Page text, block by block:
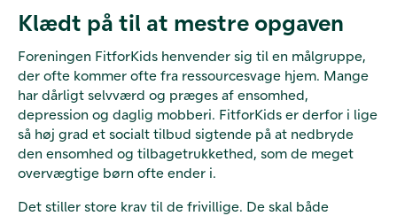
Klædt på til at mestre opgaven
Foreningen FitforKids henvender sig til en målgruppe,
der ofte kommer ofte fra ressourcesvage hjem. Mange
har dårligt selvværd og præges af ensomhed,
depression og daglig mobberi. FitforKids er derfor i lige
så høj grad et socialt tilbud sigtende på at nedbryde
den ensomhed og tilbagetrukkethed, som de meget
overvægtige børn ofte ender i.
Det stiller store krav til de frivillige. De skal både